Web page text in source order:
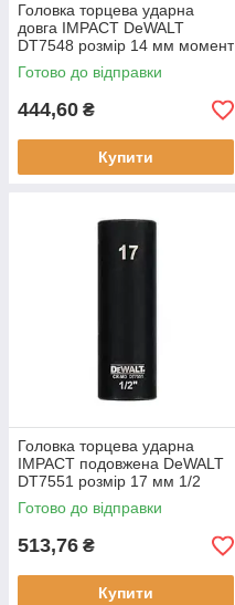
Головка торцева ударна
довга IMPACT DeWALT
DT7548 розмір 14 мм момент
затягування 367 Hm
шестигранний профіль
Готово до відправки
444,60 ₴
Купити
Головка торцева ударна
IMPACT подовжена DeWALT
DT7551 розмір 17 мм 1/2
дюйми довжина 78 мм серія
Extreme
Готово до відправки
513,76 ₴
Купити